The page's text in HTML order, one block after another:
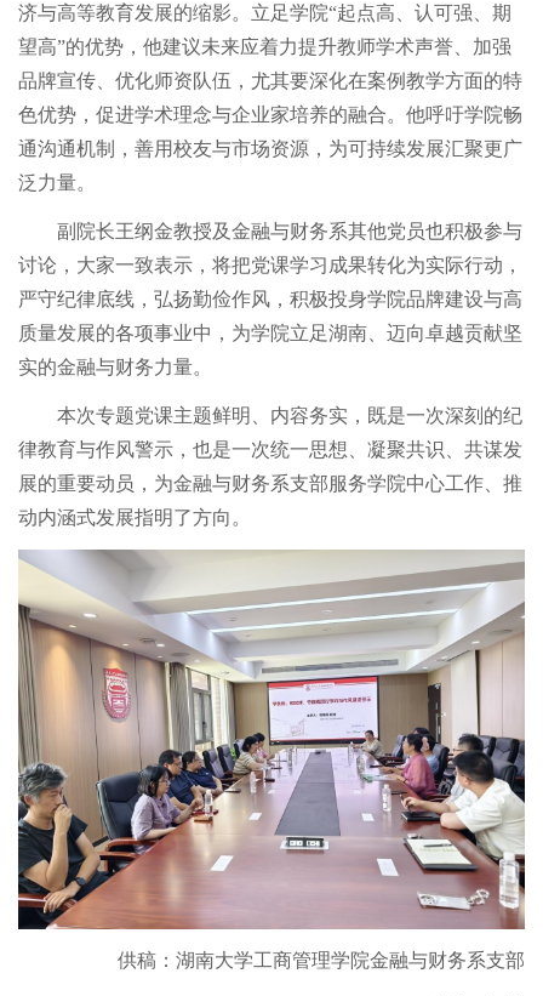
济与高等教育发展的缩影。立足学院“起点高、认可强、期
望高”的优势，他建议未来应着力提升教师学术声誉、加强
品牌宣传、优化师资队伍，尤其要深化在案例教学方面的特
色优势，促进学术理念与企业家培养的融合。他呼吁学院畅
通沟通机制，善用校友与市场资源，为可持续发展汇聚更广
泛力量。
副院长王纲金教授及金融与财务系其他党员也积极参与
讨论，大家一致表示，将把党课学习成果转化为实际行动，
严守纪律底线，弘扬勤俭作风，积极投身学院品牌建设与高
质量发展的各项事业中，为学院立足湖南、迈向卓越贡献坚
实的金融与财务力量。
本次专题党课主题鲜明、内容务实，既是一次深刻的纪
律教育与作风警示，也是一次统一思想、凝聚共识、共谋发
展的重要动员，为金融与财务系支部服务学院中心工作、推
动内涵式发展指明了方向。
供稿：湖南大学工商管理学院金融与财务系支部